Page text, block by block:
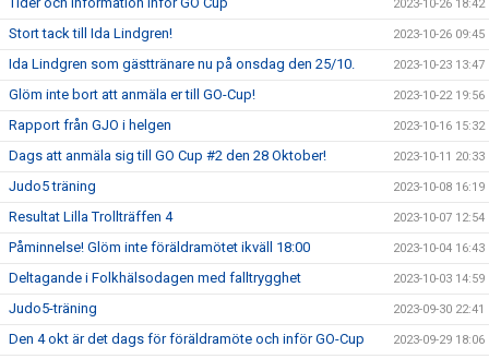
2023-10-26 18:42
Stort tack till Ida Lindgren! 2023-10-26 09:45
Ida Lindgren som gästtränare nu på onsdag den 25/10. 2023-10-23 13:47
Glöm inte bort att anmäla er till GO-Cup! 2023-10-22 19:56
Rapport från GJO i helgen 2023-10-16 15:32
Dags att anmäla sig till GO Cup #2 den 28 Oktober! 2023-10-11 20:33
Judo5 träning 2023-10-08 16:19
Resultat Lilla Trollträffen 4 2023-10-07 12:54
Påminnelse! Glöm inte föräldramötet ikväll 18:00 2023-10-04 16:43
Deltagande i Folkhälsodagen med falltrygghet 2023-10-03 14:59
Judo5-träning 2023-09-30 22:41
Den 4 okt är det dags för föräldramöte och inför GO-Cup 2023-09-29 18:06